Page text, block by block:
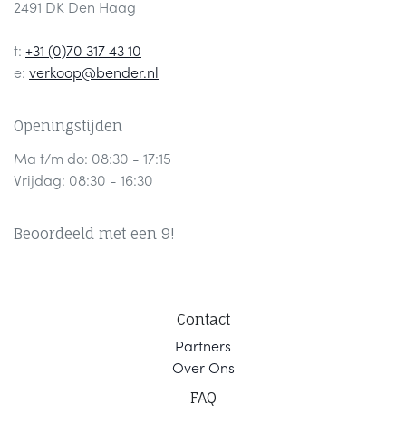
2491 DK Den Haag
t: +31 (0)70 317 43 10
e: verkoop@bender.nl
Openingstijden
Ma t/m do: 08:30 - 17:15
Vrijdag: 08:30 - 16:30
Beoordeeld met een 9!
Contact
Partners
Over Ons
FAQ